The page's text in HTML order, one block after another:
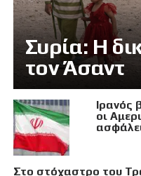
Συρία: Η
τον Άσαντ
Ιρανός
οι
Στο στόχαστρο του